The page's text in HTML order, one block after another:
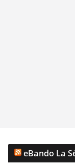
eBando La